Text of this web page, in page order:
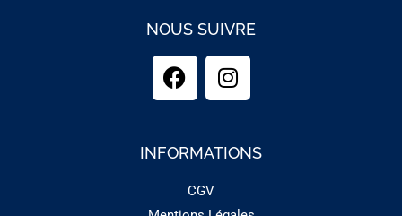
NOUS SUIVRE
INFORMATIONS
CGV